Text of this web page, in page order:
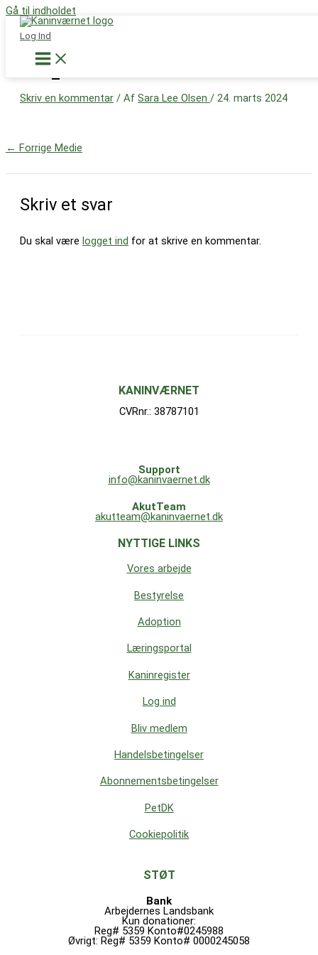
Gå til indholdet
Log Ind
Støt nu
IMG_1148
Skriv en kommentar / Af Sara Lee Olsen / 24. marts 2024
← Forrige Medie
Skriv et svar
Du skal være logget ind for at skrive en kommentar.
KANINVÆRNET
CVRnr.: 38787101
Support
info@kaninvaernet.dk
AkutTeam
akutteam@kaninvaernet.dk
NYTTIGE LINKS
Vores arbejde
Bestyrelse
Adoption
Læringsportal
Kaninregister
Log ind
Bliv medlem
Handelsbetingelser
Abonnementsbetingelser
PetDK
Cookiepolitik
STØT
Bank
Arbejdernes Landsbank
Kun donationer:
Reg# 5359 Konto#0245988
Øvrigt: Reg# 5359 Konto# 0000245058